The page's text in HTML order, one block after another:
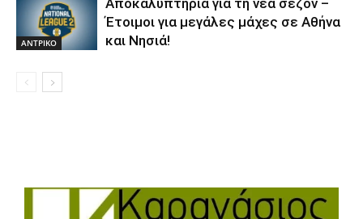
ΑΝTΡΙΚΟ
Έτοιμοι για μεγάλες μάχες σε Αθήνα
και Νησιά!